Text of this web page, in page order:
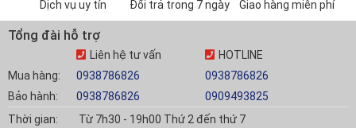
Dịch vụ uy tín Đổi trả trong 7 ngày Giao hàng miễn phí
Tổng đài hỗ trợ
Mua hàng:
Bảo hành:
Liên hệ tư vấn
0938786826
0938786826
HOTLINE
0938786826
0909493825
Thời gian:
Từ 7h30 - 19h00 Thứ 2 đến thứ 7